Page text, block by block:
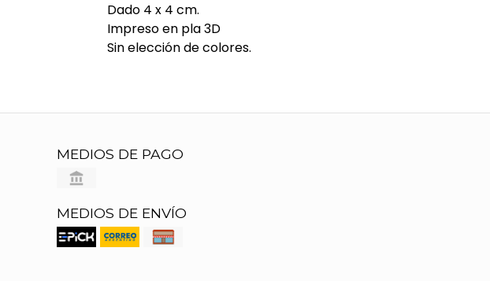
Dado 4 x 4 cm.
Impreso en pla 3D
Sin elección de colores.
MEDIOS DE PAGO
MEDIOS DE ENVÍO